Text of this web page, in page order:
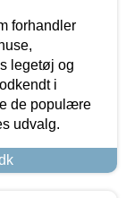
forhandler
legetøj og
i
de populære
udvalg.